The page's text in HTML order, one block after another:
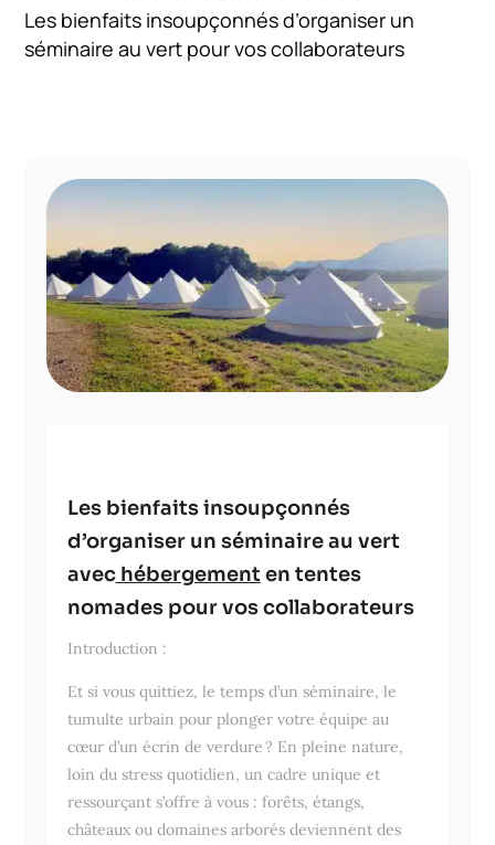
Les bienfaits insoupçonnés d’organiser un
séminaire au vert pour vos collaborateurs
Les bienfaits insoupçonnés
d’organiser un séminaire au vert
avechébergement en tentes
nomades pour vos collaborateurs
Introduction :
Et si vous quittiez, le temps d’un séminaire, le
tumulte urbain pour plonger votre équipe au
cœur d’un écrin de verdure ? En pleine nature,
loin du stress quotidien, un cadre unique et
ressourçant s’offre à vous : forêts, étangs,
châteaux ou domaines arborés deviennent des